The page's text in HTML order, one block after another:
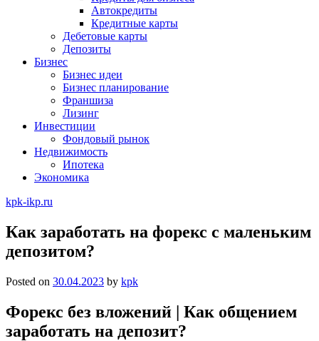
Автокредиты
Кредитные карты
Дебетовые карты
Депозиты
Бизнес
Бизнес идеи
Бизнес планирование
Франшиза
Лизинг
Инвестиции
Фондовый рынок
Недвижимость
Ипотека
Экономика
kpk-ikp.ru
Как заработать на форекс с маленьким
депозитом?
Posted on 30.04.2023 by kpk
Форекс без вложений | Как общением
заработать на депозит?